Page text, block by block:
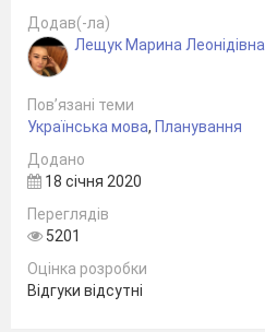
Додав(-ла)
Лещук Марина Леонідівна
Пов’язані теми
Українська мова, Планування
Додано
18 січня 2020
Переглядів
5201
Оцінка розробки
Відгуки відсутні